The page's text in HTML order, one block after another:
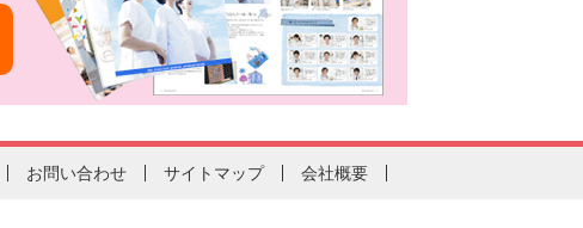
お問い合わせ サイトマップ 会社概要